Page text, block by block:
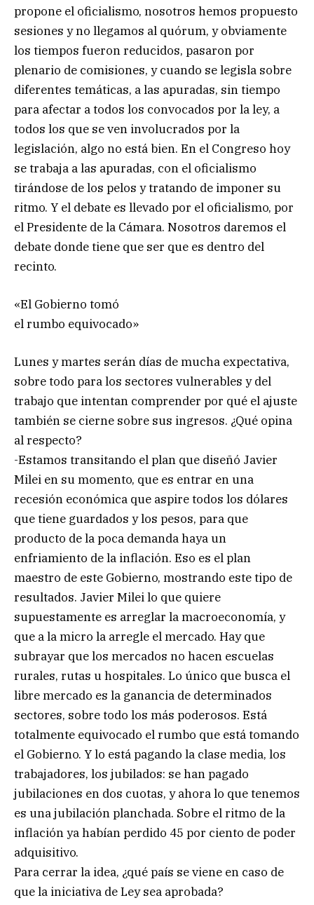
propone el oficialismo, nosotros hemos propuesto
sesiones y no llegamos al quórum, y obviamente
los tiempos fueron reducidos, pasaron por
plenario de comisiones, y cuando se legisla sobre
diferentes temáticas, a las apuradas, sin tiempo
para afectar a todos los convocados por la ley, a
todos los que se ven involucrados por la
legislación, algo no está bien. En el Congreso hoy
se trabaja a las apuradas, con el oficialismo
tirándose de los pelos y tratando de imponer su
ritmo. Y el debate es llevado por el oficialismo, por
el Presidente de la Cámara. Nosotros daremos el
debate donde tiene que ser que es dentro del
recinto.
«El Gobierno tomó
el rumbo equivocado»
Lunes y martes serán días de mucha expectativa,
sobre todo para los sectores vulnerables y del
trabajo que intentan comprender por qué el ajuste
también se cierne sobre sus ingresos. ¿Qué opina
al respecto?
-Estamos transitando el plan que diseñó Javier
Milei en su momento, que es entrar en una
recesión económica que aspire todos los dólares
que tiene guardados y los pesos, para que
producto de la poca demanda haya un
enfriamiento de la inflación. Eso es el plan
maestro de este Gobierno, mostrando este tipo de
resultados. Javier Milei lo que quiere
supuestamente es arreglar la macroeconomía, y
que a la micro la arregle el mercado. Hay que
subrayar que los mercados no hacen escuelas
rurales, rutas u hospitales. Lo único que busca el
libre mercado es la ganancia de determinados
sectores, sobre todo los más poderosos. Está
totalmente equivocado el rumbo que está tomando
el Gobierno. Y lo está pagando la clase media, los
trabajadores, los jubilados: se han pagado
jubilaciones en dos cuotas, y ahora lo que tenemos
es una jubilación planchada. Sobre el ritmo de la
inflación ya habían perdido 45 por ciento de poder
adquisitivo.
Para cerrar la idea, ¿qué país se viene en caso de
que la iniciativa de Ley sea aprobada?